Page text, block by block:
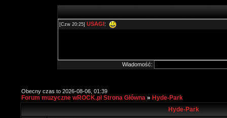
Wiadomość:
Obecny czas to 2026-08-06, 01:39
Forum muzyczne wROCK.pl Strona Główna » Hyde-Park
Hyde-Park